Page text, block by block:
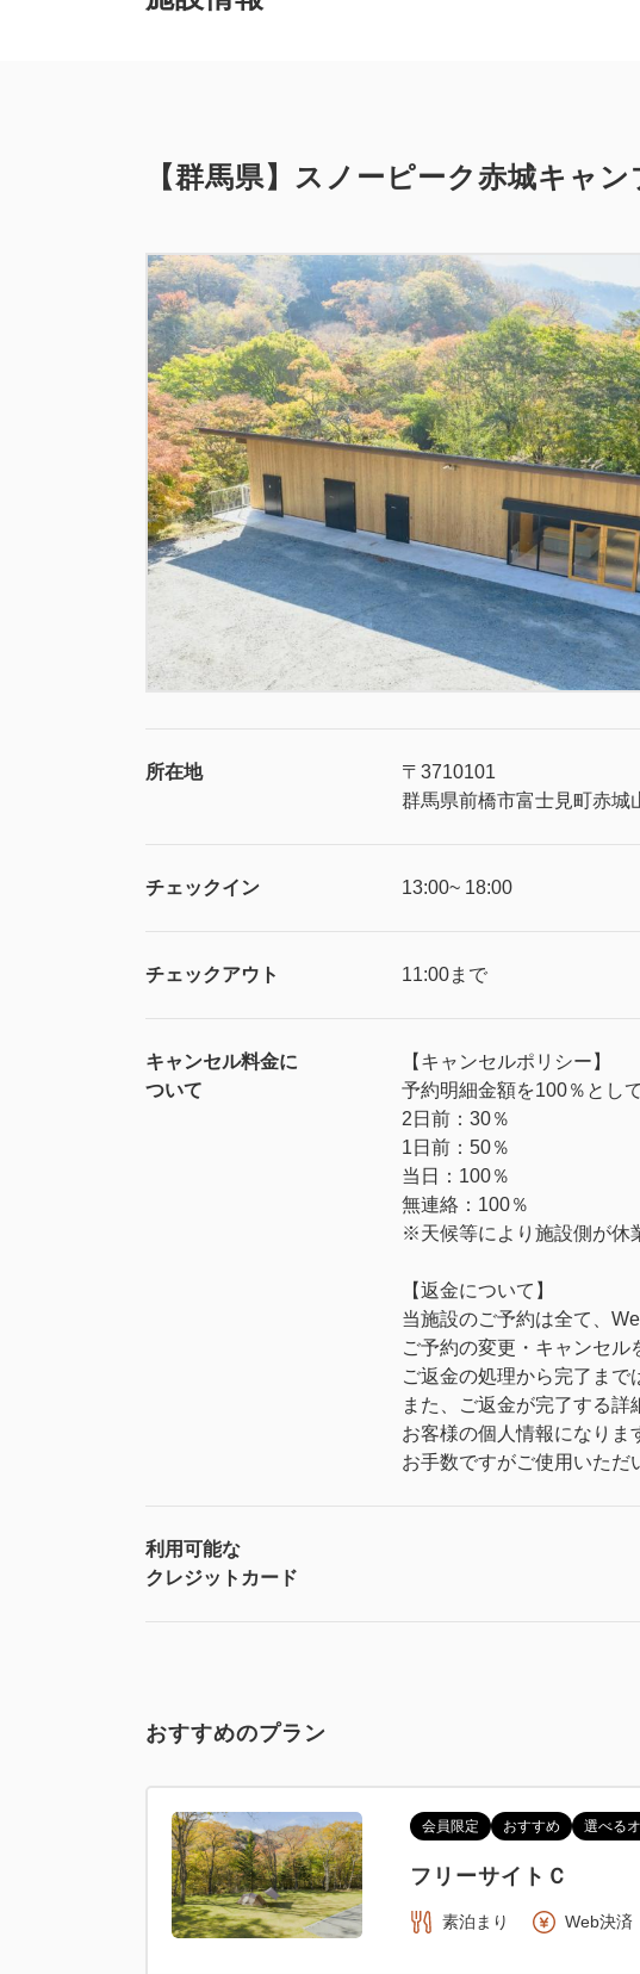
【群馬県】スノーピーク赤城キャ
所在地
〒3710101
群馬県前橋市富士見町赤城
チェックイン 13:00~ 18:00
チェックアウト 11:00まで
キャンセル料金に
ついて
【キャンセルポリシー】
予約明細金額を100％として
2日前：30％
1日前：50％
当日：100％
無連絡：100％
※天候等により施設側が休
【返金について】
当施設のご予約は全て、
ご予約の変更・キャンセル
ご返金の処理から完了まで
また、ご返金が完了する詳
お客様の個人情報になりま
お手数ですがご使用いただ
利用可能な
クレジットカード
おすすめのプラン
会員限定 おすすめ 選べる
フリーサイトＣ
素泊まり Web決済